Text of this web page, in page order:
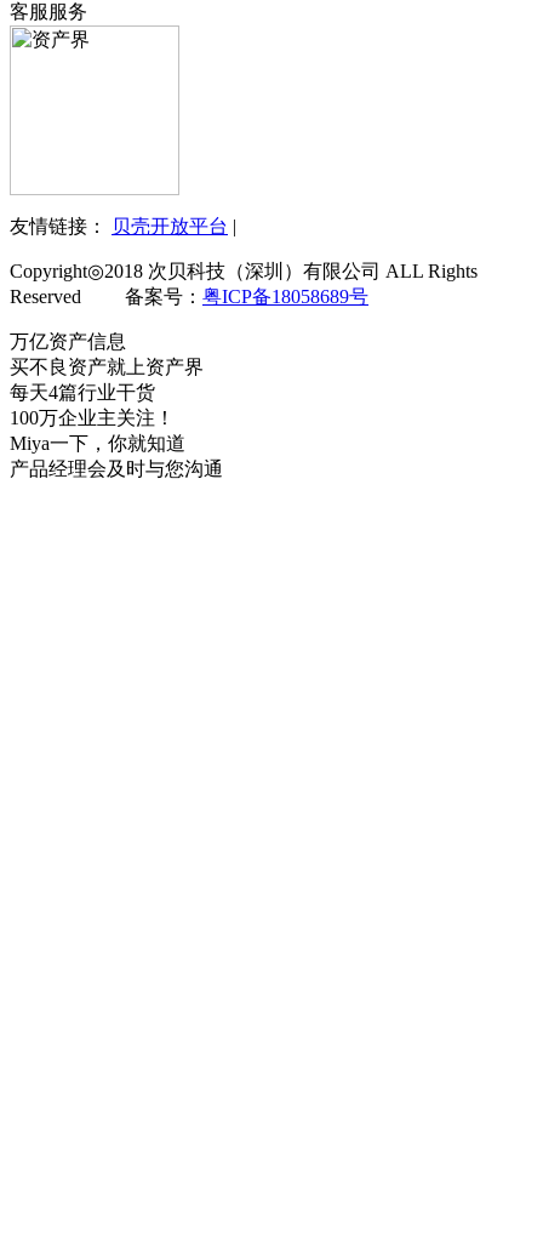
客服服务
友情链接： 贝壳开放平台 |
Copyright◎2018 次贝科技（深圳）有限公司 ALL Rights
Reserved 备案号： 粤ICP备18058689号
万亿资产信息
买不良资产就上资产界
每天4篇行业干货
100万企业主关注！
Miya一下，你就知道
产品经理会及时与您沟通